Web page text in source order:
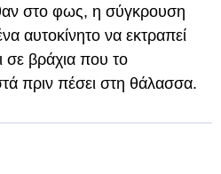
στο φως, η σύγκρουση
αυτοκίνητο να εκτραπεί
σε βράχια που το
πριν πέσει στη θάλασσα.